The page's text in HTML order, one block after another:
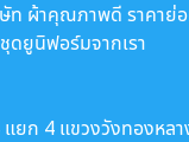
ท ผ้าคุณภาพดี ราคาย่อ
ยูนิฟอร์มจากเรา
ยก 4 แขวงวังทองหล